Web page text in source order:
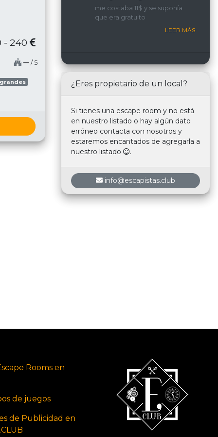
- 240
─ / 5
interacción constante con
nosotros.
me costaba 11$ y se suponía
que era gratuito
LEER MÁS
¿Eres propietario de un local?
Si tienes una escape room y no está
en nuestro listado o hay algún dato
erróneo contacta con nosotros y
estaremos encantados de agregarla a
nuestro listado
.
info@escapistas.club
Rooms en
de juegos
de Publicidad en